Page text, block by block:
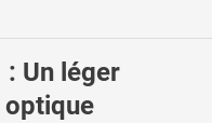
: Un léger
optique